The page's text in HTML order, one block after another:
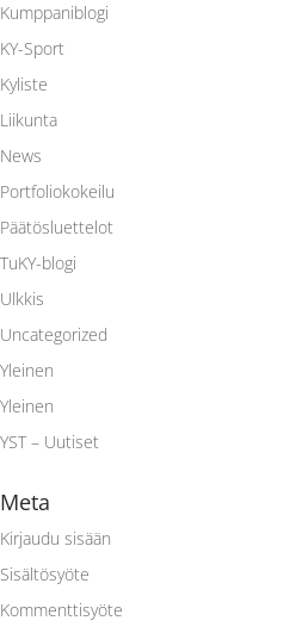
Kumppaniblogi
KY-Sport
Kyliste
Liikunta
News
Portfoliokokeilu
Päätösluettelot
TuKY-blogi
Ulkkis
Uncategorized
Yleinen
Yleinen
YST – Uutiset
Meta
Kirjaudu sisään
Sisältösyöte
Kommenttisyöte